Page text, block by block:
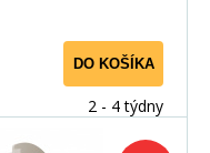
DO KOŠÍKA
2 - 4 týdny